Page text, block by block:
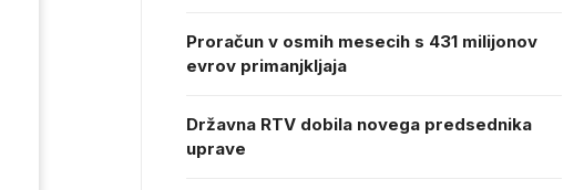
Proračun v osmih mesecih s 431 milijonov
evrov primanjkljaja
Državna RTV dobila novega predsednika
uprave